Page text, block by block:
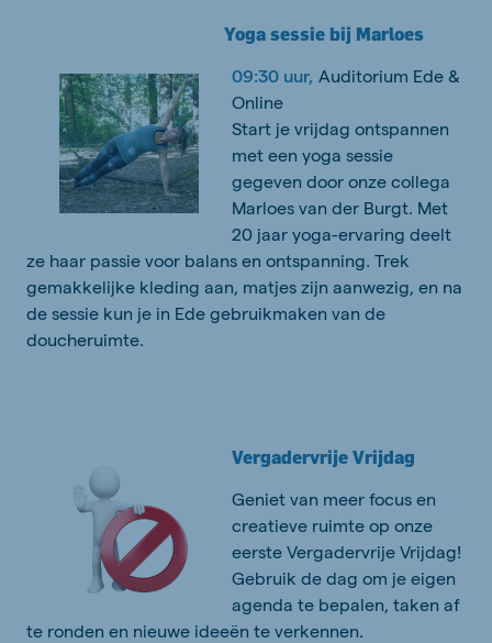
Yoga sessie bij Marloes
09:30 uur, Auditorium Ede &
Online
Start je vrijdag ontspannen
met een yoga sessie
gegeven door onze collega
Marloes van der Burgt. Met
20 jaar yoga-ervaring deelt
ze haar passie voor balans en ontspanning. Trek
gemakkelijke kleding aan, matjes zijn aanwezig, en na
de sessie kun je in Ede gebruikmaken van de
doucheruimte.
Vergadervrije Vrijdag
Geniet van meer focus en
creatieve ruimte op onze
eerste Vergadervrije Vrijdag!
Gebruik de dag om je eigen
agenda te bepalen, taken af
te ronden en nieuwe ideeën te verkennen.